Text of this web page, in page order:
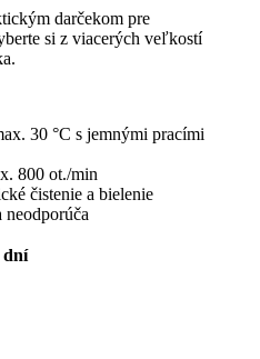
darčekom pre
si z viacerých veľkostí
30 °C s jemnými pracími
800 ot./min
čistenie a bielenie
neodporúča
dní